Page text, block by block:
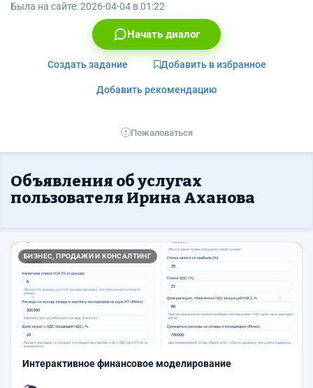
Была на сайте:2026-04-04 в 01:22
Начать диалог
Создать задание Добавить в избранное
Добавить рекомендацию
Пожаловаться
Объявления об услугах
пользователя Ирина Аханова
БИЗНЕС, ПРОДАЖИ И КОНСАЛТИНГ
Назад
Интерактивное финансовое моделирование